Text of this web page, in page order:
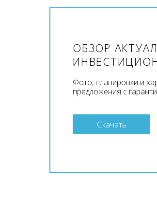
ОБЗОР
Фото, планировки и
предложения с
Скачать